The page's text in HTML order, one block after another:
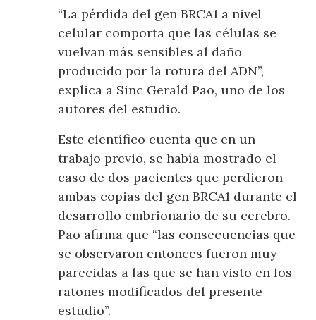
“La pérdida del gen BRCA1 a nivel
celular comporta que las células se
vuelvan más sensibles al daño
producido por la rotura del ADN”,
explica a Sinc Gerald Pao, uno de los
autores del estudio.
Este científico cuenta que en un
trabajo previo, se había mostrado el
caso de dos pacientes que perdieron
ambas copias del gen BRCA1 durante el
desarrollo embrionario de su cerebro.
Pao afirma que “las consecuencias que
se observaron entonces fueron muy
parecidas a las que se han visto en los
ratones modificados del presente
estudio”.